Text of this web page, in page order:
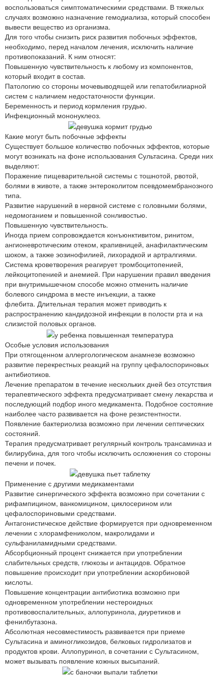
воспользоваться симптоматическими средствами. В тяжелых
случаях возможно назначение гемодиализа, который способен
вывести вещество из организма.
Для того чтобы снизить риск развития побочных эффектов,
необходимо, перед началом лечения, исключить наличие
противопоказаний. К ним относят:
Повышенную чувствительность к любому из компонентов,
который входит в состав.
Патологию со стороны мочевыводящей или гепатобилиарной
систем с наличием недостаточности функции.
Беременность и период кормления грудью.
Инфекционный мононуклеоз.
Какие могут быть побочные эффекты
Существует большое количество побочных эффектов, которые
могут возникать на фоне использования Сультасина. Среди них
выделяют:
Поражение пищеварительной системы с тошнотой, рвотой,
болями в животе, а также энтероколитом псевдомембранозного
типа.
Развитие нарушений в нервной системе с головными болями,
недомоганием и повышенной сонливостью.
Повышенную чувствительность.
Иногда прием сопровождается конъюнктивитом, ринитом,
ангионевротическим отеком, крапивницей, анафилактическим
шоком, а также эозинофилией, лихорадкой и артралгиями.
Система кроветворения реагирует тромбоцитопенией,
лейкоцитопенией и анемией. При нарушении правил введения
при внутримышечном способе можно отменить наличие
болевого синдрома в месте инъекции, а также
флебита. Длительная терапия может приводить к
распространению кандидозной инфекции в полости рта и на
слизистой половых органов.
Особые условия использования
При отягощенном аллергологическом анамнезе возможно
развитие перекрестных реакций на группу цефалоспориновых
антибиотиков.
Лечение препаратом в течение нескольких дней без отсутствия
терапевтического эффекта предусматривает смену лекарства и
последующий подбор иного медикамента. Подобное состояние
наиболее часто развивается на фоне резистентности.
Появление бактериолиза возможно при лечении септических
состояний.
Терапия предусматривает регулярный контроль трансаминаз и
билирубина, для того чтобы исключить осложнения со стороны
печени и почек.
Применение с другими медикаментами
Развитие синергического эффекта возможно при сочетании с
рифампицином, ванкомицином, циклосерином или
цефалоспориновыми средствами.
Антагонистическое действие формируется при одновременном
лечении с хлорамфениколом, макролидами и
сульфаниламидными средствами.
Абсорбционный процент снижается при употреблении
слабительных средств, глюкозы и антацидов. Обратное
повышение происходит при употреблении аскорбиновой
кислоты.
Повышение концентрации антибиотика возможно при
одновременном употреблении нестероидных
противовоспалительных, аллопуринола, диуретиков и
фенилбутазона.
Абсолютная несовместимость развивается при приеме
Сультасина и аминогликозидов, белковых гидролизатов и
продуктов крови. Аллопуринол, в сочетании с Сультасином,
может вызывать появление кожных высыпаний.